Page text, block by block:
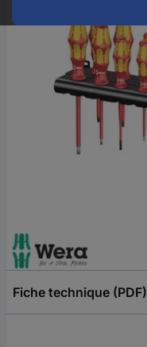
Fiche technique (PDF)